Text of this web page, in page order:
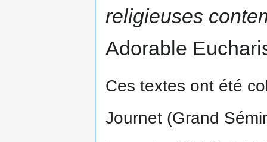
religieuses
Adorable
Ces textes ont été
Journet (Grand